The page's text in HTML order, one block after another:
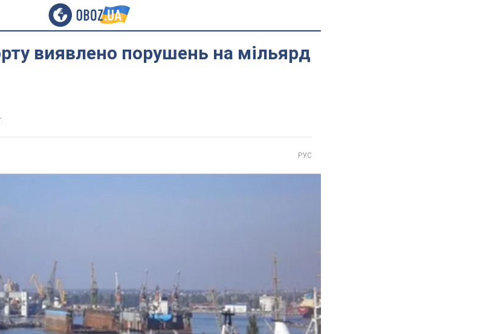
виявлено порушень на мільярд
РУС